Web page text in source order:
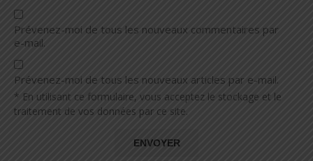
Prévenez-moi de tous les nouveaux commentaires par
e-mail.
Prévenez-moi de tous les nouveaux articles par e-mail.
* En utilisant ce formulaire, vous acceptez le stockage et le
traitement de vos données par ce site.